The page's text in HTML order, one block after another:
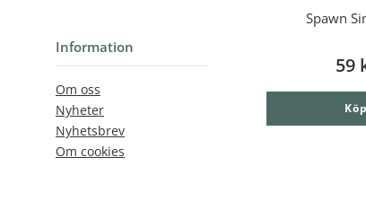
Information
Om oss
Nyheter
Nyhetsbrev
Om cookies
Spawn
59
Köp